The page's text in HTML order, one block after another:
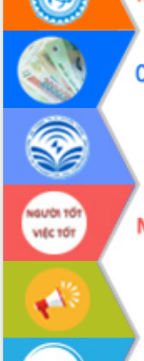
Tháo gỡ những vướng mắc, đẩy
công tác cải cách thủ tục hành
tại Trung tâm Phục vụ hành chính
công tỉnh
Đắk Lắk: Tôn vinh 46 giải pháp
thi Sáng tạo Kỹ thuật 2024 - 2025
Đắk Lắk rà soát, điều chỉnh Đề
về phát triển nuôi trồng thủy sản
Phó Chủ tịch UBND tỉnh Đắk Lắk
Trương Công Thái kiểm tra thực
Dự án cao tốc Khánh Hòa - Buôn
Thuột
Định vị cà phê Việt Nam như
sản sống” trong dòng chảy toàn
Xây dựng nông thôn mới: Nâng
sống người dân từ những mô
thực
Quyết liệt tháo gỡ vướng mắc,
nhanh tiến độ các dự án trọng
trong Khu kinh tế Nam Phú Yên